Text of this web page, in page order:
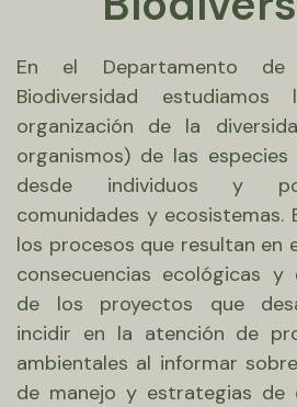
En el Departamento
Biodiversidad
organización de la
organismos) de las especies
desde individuos y
comunidades y ecosistemas.
los procesos que resultan en
consecuencias ecológicas y
de los proyectos que
incidir en la atención de
ambientales al informar
de manejo y estrategias de